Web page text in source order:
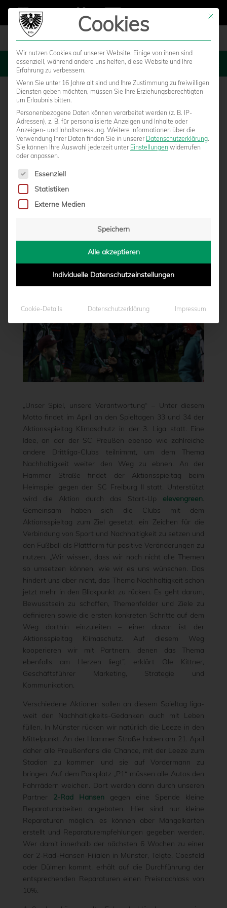
MENU
FAMILIE & KLIMASCHUTZ –
vonMarcel Weskamp|17.04.2024 - 15:37
„Unser Spiel, unsere Verantwortung“ – Unter diesem
Motto findet im April an den Spieltagen 33 und 34 der
Aktionsspieltag Klimaschutz in der 3. Liga statt. Eine
Idee, an der der SC Preußen ebenso wie zahlreiche
andere Drittliga-Clubs teilnimmt, um dem Thema
Nachhaltigkeit weiter den Weg zu ebnen. An der
Hammer Straße findet der Aktionsspieltag beim
Heimspiel gegen den SC Freiburg II statt. Unterstützt
wird die Aktion durch das Start-Up elevengreen.
Gemeinsam haben sich die Clubs mit dem
Aktionsspieltag zum Ziel gesetzt, ein Zeichen für die
Verbindung von Sport und Nachhaltigkeit zu setzen und
den Fußball als Plattform für positive Veränderungen zu
nutzen. „Wir wissen, dass wir noch nicht alle Themen
so umsetzen können, wie wir es uns wünschen. Das
hindert uns aber nicht, das Thema Nachhaltigkeit schon
jetzt mehr in den Blickpunkt zu rücken. Es geht darum,
Bewusstsein zu schaffen, Themenfelder und Ziele zu
definieren sowie die ersten konkreten Schritte auf dem
Weg dorthin einzuleiten – einer davon ist der
Aktionsspieltag Klimaschutz. Auf diesem Weg
kooperieren wir mit Partnern, denen das Thema
ebenfalls am Herzen liegt”, erklärt Ole Kittner,
Geschäftsführer Marketing, Strategie und
Kommunikation.
Verschiedene Aktionen sollen an diesem Spieltag liga-
weit den Nachhaltigkeits-Gedanken auch mit Leben
füllen. In Münster rücken wir natürlich die Leeze in den
Mittelpunkt. An der Hammer Straße haben am 21. April
daher alle Preußenfans die Chance, mit der Leeze zum
Stadion zu kommen und sie auf Vordermann zu
bringen. Auf dem Parkplatz „P1“ müssen alle Autos den
Fahrrädern weichen. Dort werden dann durch unseren
Partner 2-Rad Hansengegen eine Spende kleine
Reparaturarbeiten angeboten. Hier sind nur kleine
Reparaturen möglich, es können aber Mängelkarten
erstellt und Reparaturempfehlungen gegeben werden.
Wer damit innerhalb der nächsten 6 Wochen zu einer
der 2-Rad-Hansen-Filialen in Münster, Telgte, Coesfeld
oder Dülmen kommt, erhält auf die Durchführung der
entsprechenden Reparaturen einen Preisnachlass von
10%.
Mit
Cookies
Wir nutzen Cookies auf unserer Website. Einige von ihnen sind
essenziell, während andere uns helfen, diese Website und Ihre
Erfahrung zu verbessern.
Wenn Sie unter 16 Jahre alt sind und Ihre Zustimmung zu freiwilligen
Diensten geben möchten, müssen Sie Ihre Erziehungsberechtigten
um Erlaubnis bitten.
Personenbezogene Daten können verarbeitet werden (z. B. IP-
Adressen), z. B. für personalisierte Anzeigen und Inhalte oder
Anzeigen- und Inhaltsmessung. Weitere Informationen über die
Verwendung Ihrer Daten finden Sie in unserer Datenschutzerklärung.
Sie können Ihre Auswahl jederzeit unter Einstellungen widerrufen
oder anpassen.
Es folgt eine Liste der Service-Gruppen, für die eine
Essenziell
Statistiken
Externe Medien
Speichern
Alle akzeptieren
Individuelle Datenschutzeinstellungen
Cookie-Details Datenschutzerklärung Impressum